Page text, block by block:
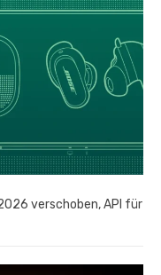
verschoben, API für